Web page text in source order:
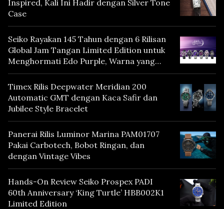
Inspired, Kali Ini Hadir dengan Silver Tone
Case
Seiko Rayakan 145 Tahun dengan 6 Rilisan
Global Jam Tangan Limited Edition untuk
Menghormati Edo Purple, Warna yang
Mencerminkan Warisan Tokyo
Timex Rilis Deepwater Meridian 200
Automatic GMT dengan Kaca Safir dan
Jubilee Style Bracelet
Panerai Rilis Luminor Marina PAM01707
Pakai Carbotech, Bobot Ringan, dan
dengan Vintage Vibes
Hands-On Review Seiko Prospex PADI
60th Anniversary ‘King Turtle’ HBB002K1
Limited Edition